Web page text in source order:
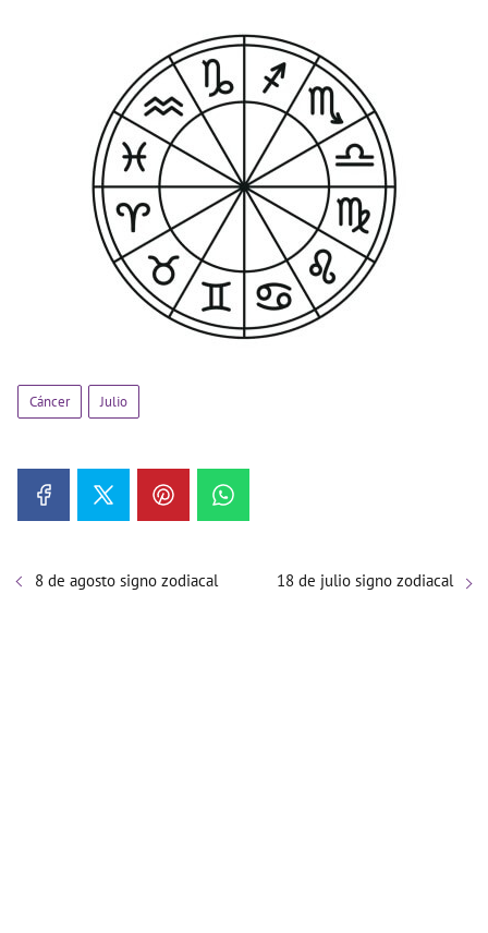
Cáncer Julio
8 de agosto signo zodiacal 18 de julio signo zodiacal